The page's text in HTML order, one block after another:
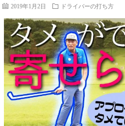
2019年1月2日 ドライバーの打ち方